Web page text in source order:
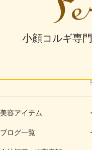
小顔コルギ専
美容アイテム
ブログ一覧